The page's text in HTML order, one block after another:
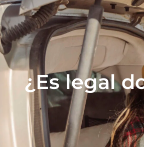
¿Es legal